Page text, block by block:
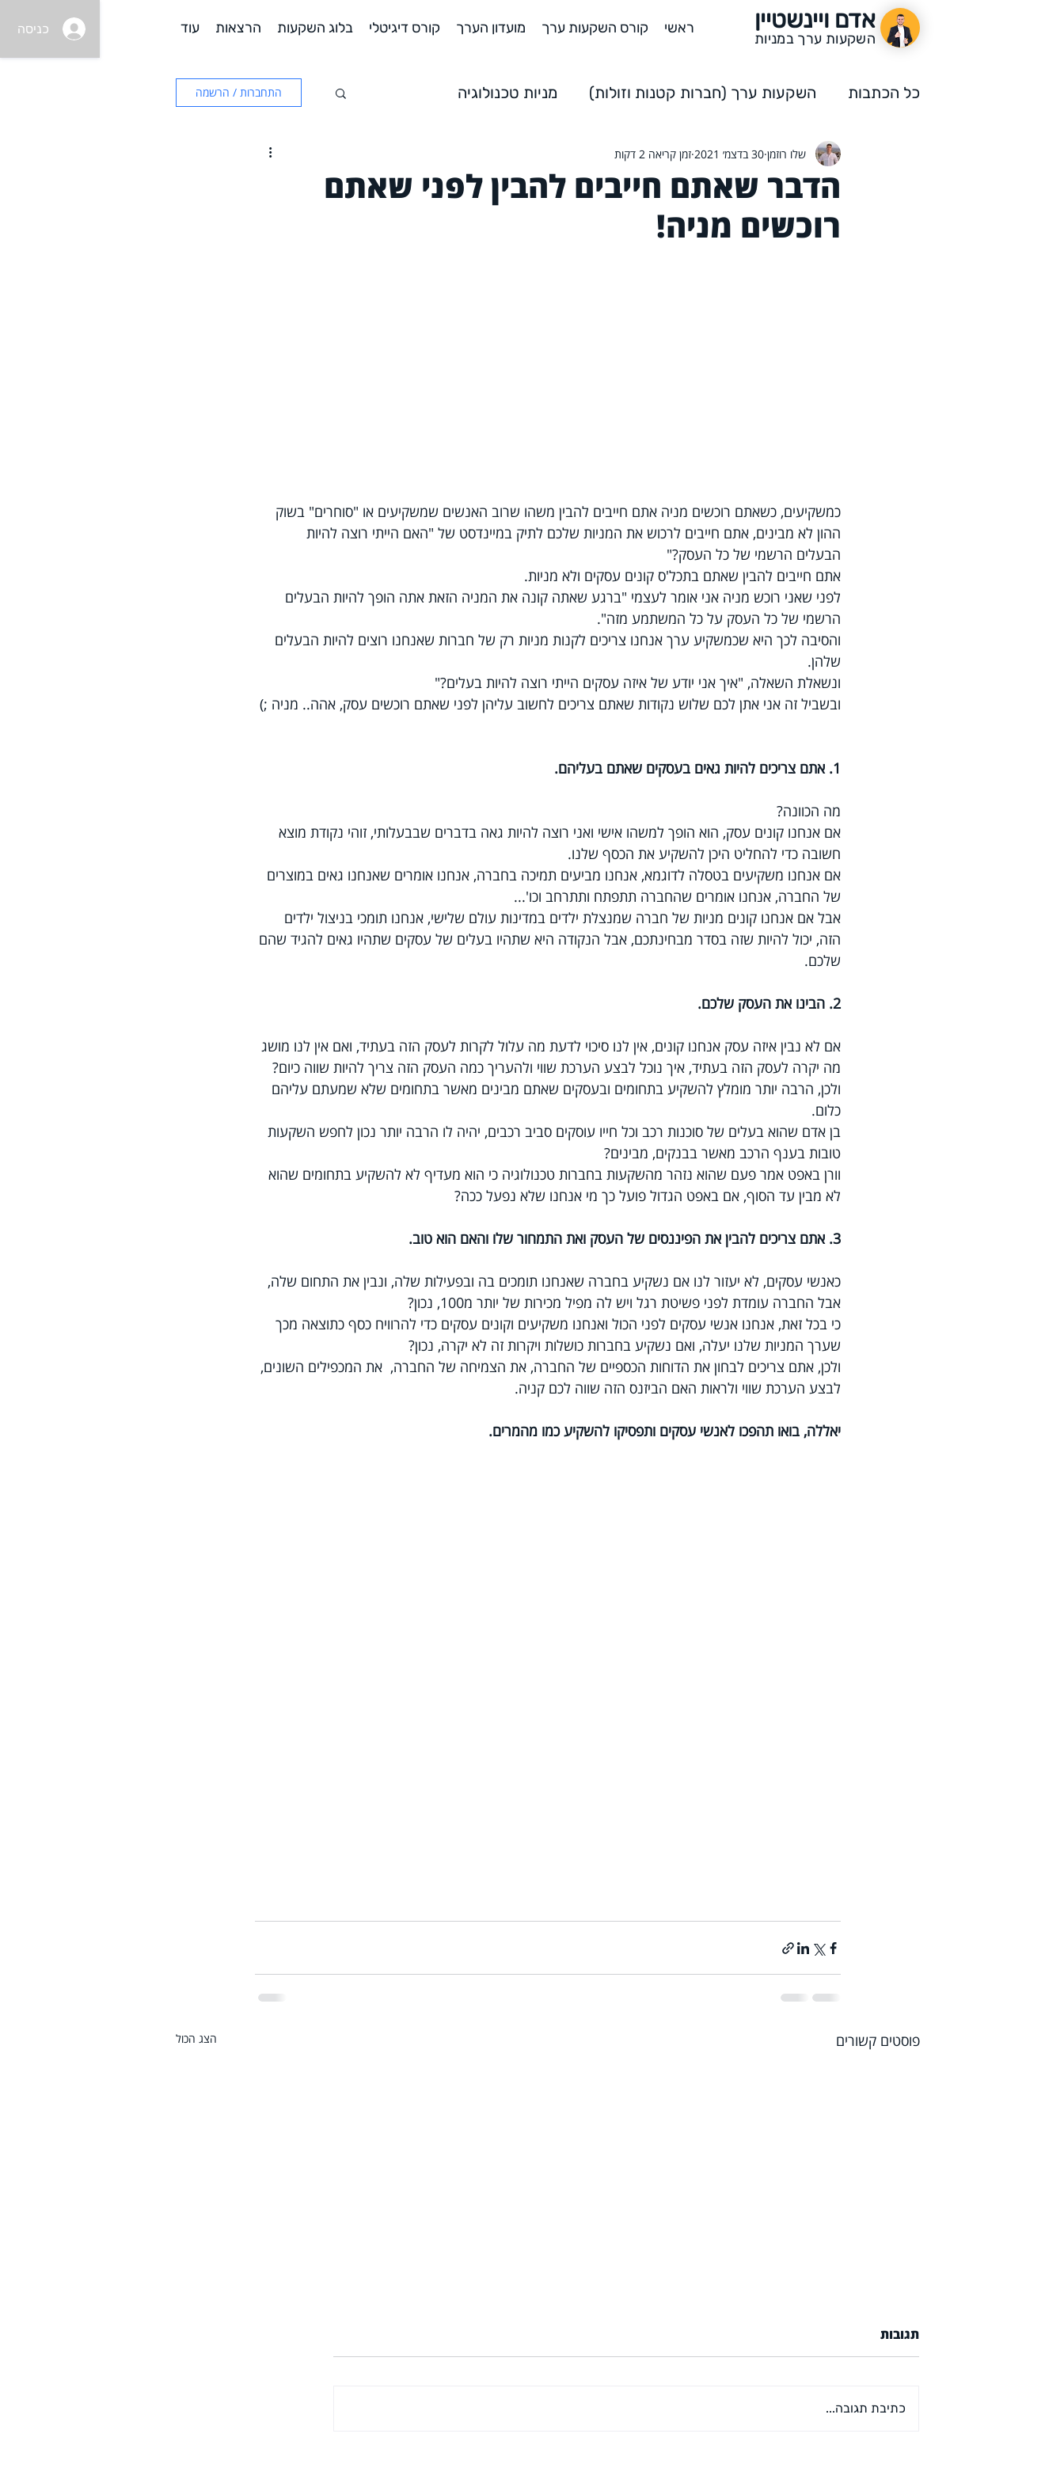
כניסה ראשי קורס השקעות ערך מועדון הערך קורס דיגיטלי בלוג השקעות הרצאות עוד אדם ויינשטיין
השקעות ערך במניות
כל הכתבות השקעות ערך (חברות קטנות וזולות) מניות טכנולוגיה
השקעות ערך תחרות ההשקעות השקעות למתחילים
התחברות / הרשמה
הדבר שאתם חייבים להבין לפני שאתם
רוכשים מניה!
שלו רוזמן 30 בדצמ׳ 2021 זמן קריאה 2 דקות
כמשקיעים, כשאתם רוכשים מניה אתם חייבים להבין משהו שרוב האנשים שמשקיעים או "סוחרים" בשוק
ההון לא מבינים, אתם חייבים לרכוש את המניות שלכם לתיק במיינדסט של "האם הייתי רוצה להיות
הבעלים הרשמי של כל העסק?"
אתם חייבים להבין שאתם בתכל'ס קונים עסקים ולא מניות.
לפני שאני רוכש מניה אני אומר לעצמי "ברגע שאתה קונה את המניה הזאת אתה הופך להיות הבעלים
הרשמי של כל העסק על כל המשתמע מזה".
והסיבה לכך היא שכמשקיע ערך אנחנו צריכים לקנות מניות רק של חברות שאנחנו רוצים להיות הבעלים
שלהן.
ונשאלת השאלה, "איך אני יודע של איזה עסקים הייתי רוצה להיות בעלים?"
ובשביל זה אני אתן לכם שלוש נקודות שאתם צריכים לחשוב עליהן לפני שאתם רוכשים עסק, אהה.. מניה ;)
1. אתם צריכים להיות גאים בעסקים שאתם בעליהם.
מה הכוונה?
אם אנחנו קונים עסק, הוא הופך למשהו אישי ואני רוצה להיות גאה בדברים שבבעלותי, זוהי נקודת מוצא
חשובה כדי להחליט היכן להשקיע את הכסף שלנו.
אם אנחנו משקיעים בטסלה לדוגמא, אנחנו מביעים תמיכה בחברה, אנחנו אומרים שאנחנו גאים במוצרים
של החברה, אנחנו אומרים שהחברה תתפתח ותתרחב וכו'...
אבל אם אנחנו קונים מניות של חברה שמנצלת ילדים במדינות עולם שלישי, אנחנו תומכי בניצול ילדים
הזה, יכול להיות שזה בסדר מבחינתכם, אבל הנקודה היא שתהיו בעלים של עסקים שתהיו גאים להגיד שהם
שלכם.
2. הבינו את העסק שלכם.
אם לא נבין איזה עסק אנחנו קונים, אין לנו סיכוי לדעת מה עלול לקרות לעסק הזה בעתיד, ואם אין לנו מושג
מה יקרה לעסק הזה בעתיד, איך נוכל לבצע הערכת שווי ולהעריך כמה העסק הזה צריך להיות שווה כיום?
ולכן, הרבה יותר מומלץ להשקיע בתחומים ובעסקים שאתם מבינים מאשר בתחומים שלא שמעתם עליהם
כלום.
בן אדם שהוא בעלים של סוכנות רכב וכל חייו עוסקים סביב רכבים, יהיה לו הרבה יותר נכון לחפש השקעות
טובות בענף הרכב מאשר בבנקים, מבינים?
וורן באפט אמר פעם שהוא נזהר מהשקעות בחברות טכנולוגיה כי הוא מעדיף לא להשקיע בתחומים שהוא
לא מבין עד הסוף, אם באפט הגדול פועל כך מי אנחנו שלא נפעל ככה?
3. אתם צריכים להבין את הפיננסים של העסק ואת התמחור שלו והאם הוא טוב.
כאנשי עסקים, לא יעזור לנו אם נשקיע בחברה שאנחנו תומכים בה ובפעילות שלה, ונבין את התחום שלה,
אבל החברה עומדת לפני פשיטת רגל ויש לה מפיל מכירות של יותר מ100, נכון?
כי בכל זאת, אנחנו אנשי עסקים לפני הכול ואנחנו משקיעים וקונים עסקים כדי להרוויח כסף כתוצאה מכך
שערך המניות שלנו יעלה, ואם נשקיע בחברות כושלות ויקרות זה לא יקרה, נכון?
ולכן, אתם צריכים לבחון את הדוחות הכספיים של החברה, את הצמיחה של החברה,  את המכפילים השונים,
לבצע הערכת שווי ולראות האם הביזנס הזה שווה לכם קניה.
יאללה, בואו תהפכו לאנשי עסקים ותפסיקו להשקיע כמו מהמרים.
פוסטים קשורים הצג הכול
תגובות
כתיבת תגובה...